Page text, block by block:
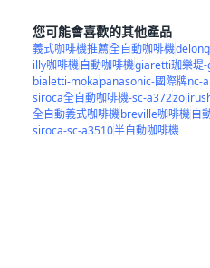
您可能會喜歡的其他產品
義式咖啡機推薦全自動咖啡機
illy咖啡機自動咖啡機giaretti珈樂堤-
bialetti-mokapanasonic-國際牌nc-
siroca全自動咖啡機-sc-a372
全自動義式咖啡機breville咖啡機自
siroca-sc-a3510半自動咖啡機